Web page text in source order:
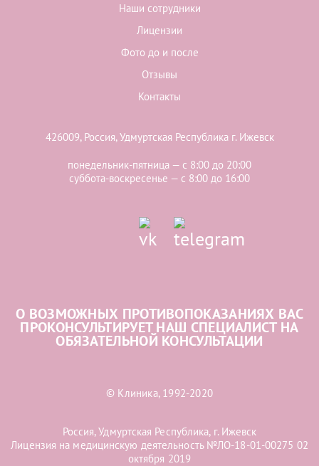
Наши сотрудники
Лицензии
Фото до и после
Отзывы
Контакты
426009, Россия, Удмуртская Республика г. Ижевск
понедельник-пятница — с 8:00 до 20:00
суббота-воскресенье — с 8:00 до 16:00
О ВОЗМОЖНЫХ ПРОТИВОПОКАЗАНИЯХ ВАС
ПРОКОНСУЛЬТИРУЕТ НАШ СПЕЦИАЛИСТ НА
ОБЯЗАТЕЛЬНОЙ КОНСУЛЬТАЦИИ
© Клиника, 1992-2020
Россия, Удмуртская Республика, г. Ижевск
Лицензия на медицинскую деятельность №ЛО-18-01-00275 02
октября 2019